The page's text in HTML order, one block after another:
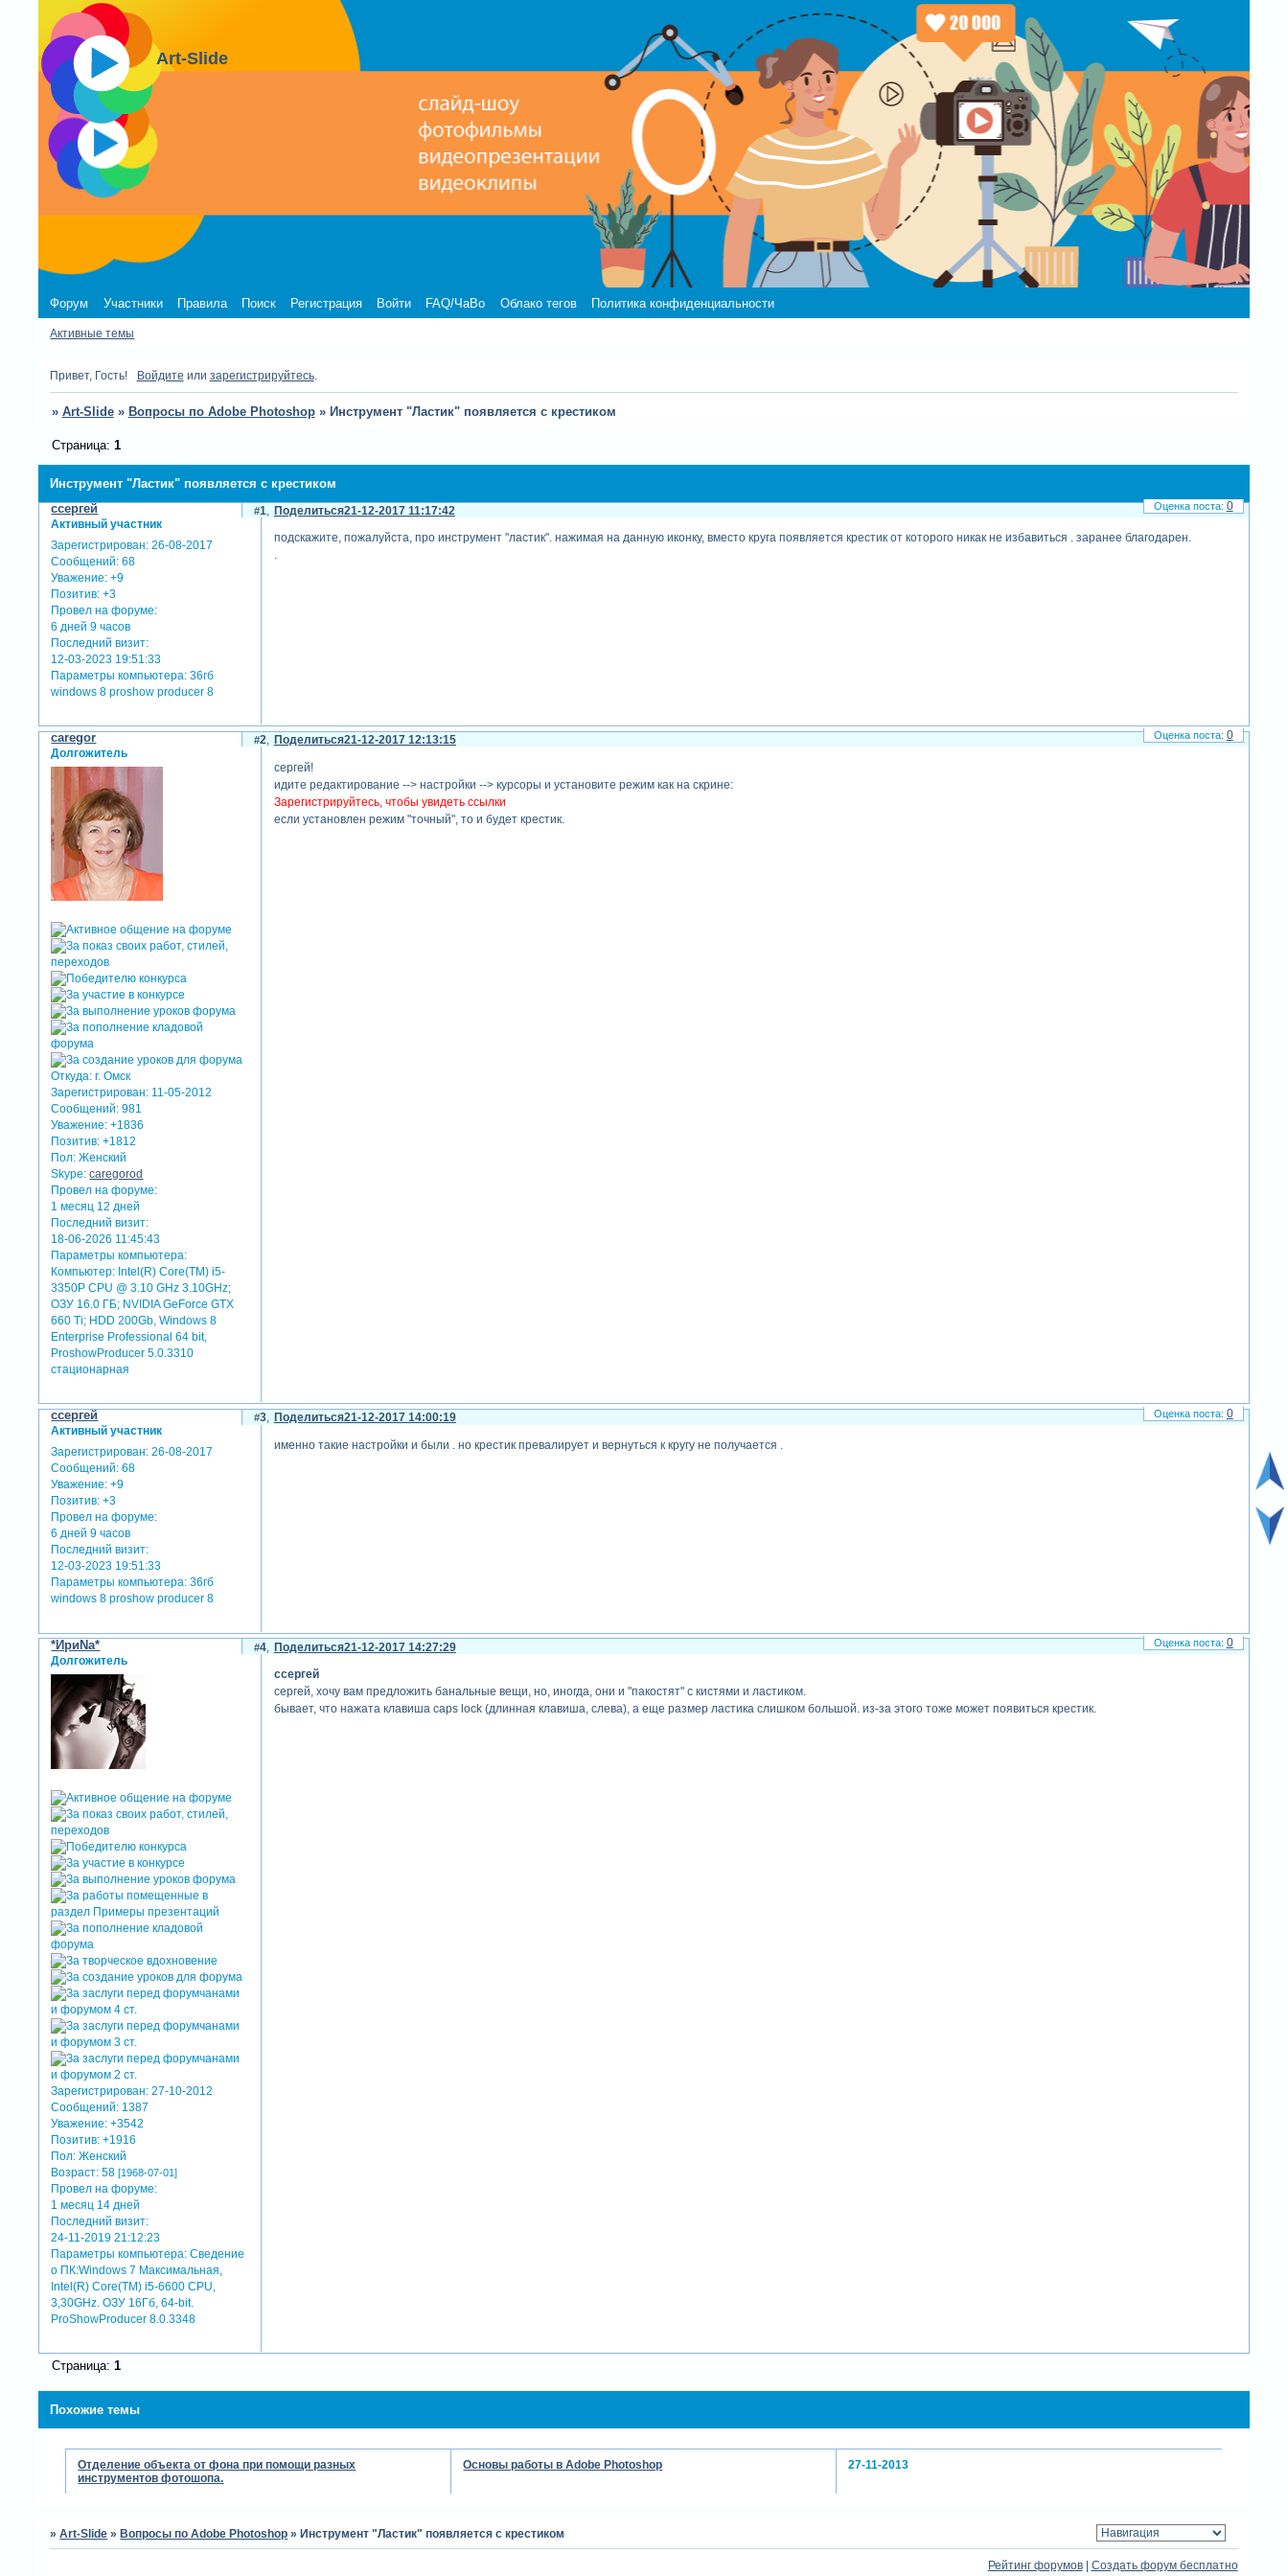
Art-Slide
Форум Участники Правила Поиск Регистрация Войти FAQ/ЧаВо Облако тегов Политика конфиденциальности
Активные темы
Привет, Гость! Войдите или зарегистрируйтесь.
» Art-Slide » Вопросы по Adobe Photoshop » Инструмент "Ластик" появляется с крестиком
Инструмент "Ластик" появляется с крестиком
Страница: 1
Поделиться
1 21-12-2017 11:17:42
cсергей
Активный участник
Зарегистрирован: 26-08-2017
Сообщений: 68
Уважение: +9
Позитив: +3
Провел на форуме:
6 дней 9 часов
Последний визит:
12-03-2023 19:51:33
Параметры компьютера: 36гб
windows 8 proshow producer 8
подскажите, пожалуйста, про инструмент "ластик". нажимая на данную иконку, вместо круга появляется крестик от которого никак не избавиться . заранее благодарен.
.
0
Поделиться
2 21-12-2017 12:13:15
caregor
Долгожитель
Откуда: г. Омск
Зарегистрирован: 11-05-2012
Сообщений: 981
Уважение: +1836
Позитив: +1812
Пол: Женский
Skype: caregorod
Провел на форуме:
1 месяц 12 дней
Последний визит:
18-06-2026 11:45:43
Параметры компьютера:
Компьютер: Intel(R) Core(TM) i5-
3350P CPU @ 3.10 GHz 3.10GHz;
ОЗУ 16.0 ГБ; NVIDIA GeForce GTX
660 Ti; HDD 200Gb, Windows 8
Enterprise Professional 64 bit,
ProshowProducer 5.0.3310
стационарная
сергей!
идите редактирование --> настройки --> курсоры и установите режим как на скрине:
Зарегистрируйтесь, чтобы увидеть ссылки
если установлен режим "точный", то и будет крестик.
0
Поделиться
3 21-12-2017 14:00:19
cсергей
Активный участник
Зарегистрирован: 26-08-2017
Сообщений: 68
Уважение: +9
Позитив: +3
Провел на форуме:
6 дней 9 часов
Последний визит:
12-03-2023 19:51:33
Параметры компьютера: 36гб
windows 8 proshow producer 8
именно такие настройки и были . но крестик превалирует и вернуться к кругу не получается .
0
Поделиться
4 21-12-2017 14:27:29
*ИриNа*
Долгожитель
Зарегистрирован: 27-10-2012
Сообщений: 1387
Уважение: +3542
Позитив: +1916
Пол: Женский
Возраст: 58[1968-07-01]
Провел на форуме:
1 месяц 14 дней
Последний визит:
24-11-2019 21:12:23
Параметры компьютера: Сведение
о ПК:Windows 7 Максимальная,
Intel(R) Core(TM) i5-6600 CPU,
3,30GHz. ОЗУ 16Гб, 64-bit.
ProShowProducer 8.0.3348
cсергей
сергей, хочу вам предложить банальные вещи, но, иногда, они и "пакостят" с кистями и ластиком.
бывает, что нажата клавиша caps lock (длинная клавиша, слева), а еще размер ластика слишком большой. из-за этого тоже может появиться крестик.
0
Страница: 1
Похожие темы
Отделение объекта от фона при помощи разных
инструментов фотошопа.
Основы работы в Adobe Photoshop 27-11-2013
»Art-Slide » Вопросы по Adobe Photoshop » Инструмент "Ластик" появляется с крестиком
Рейтинг форумов| Создать форум бесплатно